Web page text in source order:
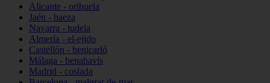
Alicante - orihuela
Jaén - baeza
Navarra - tudela
Almería - el-ejido
Castellón - benicarló
Málaga - benahavís
Madrid - coslada